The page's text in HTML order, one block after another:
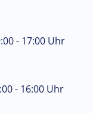
- 17:00 Uhr
- 16:00 Uhr